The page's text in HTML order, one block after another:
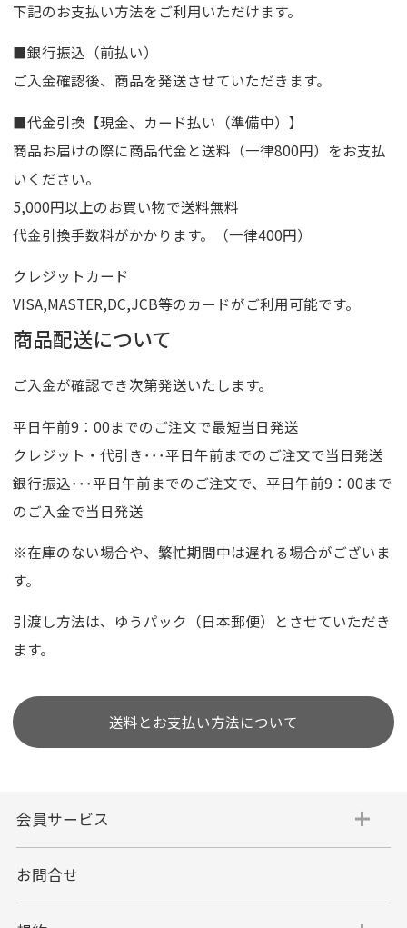
下記のお支払い方法をご利用いただけます。
■銀行振込（前払い）
ご入金確認後、商品を発送させていただきます。
■代金引換【現金、カード払い（準備中）】
商品お届けの際に商品代金と送料（一律800円）をお支払
いください。
5,000円以上のお買い物で送料無料
代金引換手数料がかかります。（一律400円）
クレジットカード
VISA,MASTER,DC,JCB等のカードがご利用可能です。
商品配送について
ご入金が確認でき次第発送いたします。
平日午前9：00までのご注文で最短当日発送
クレジット・代引き･･･平日午前までのご注文で当日発送
銀行振込･･･平日午前までのご注文で、平日午前9：00まで
のご入金で当日発送
※在庫のない場合や、繁忙期間中は遅れる場合がございま
す。
引渡し方法は、ゆうパック（日本郵便）とさせていただき
ます。
送料とお支払い方法について
会員サービス
お問合せ